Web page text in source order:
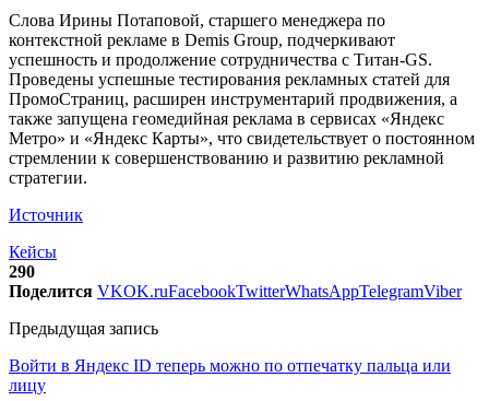
Слова Ирины Потаповой, старшего менеджера по
контекстной рекламе в Demis Group, подчеркивают
успешность и продолжение сотрудничества с Титан-GS.
Проведены успешные тестирования рекламных статей для
ПромоСтраниц, расширен инструментарий продвижения, а
также запущена геомедийная реклама в сервисах «Яндекс
Метро» и «Яндекс Карты», что свидетельствует о постоянном
стремлении к совершенствованию и развитию рекламной
стратегии.
Источник
Кейсы
290
Поделится VKOK.ruFacebookTwitterWhatsAppTelegramViber
Предыдущая запись
Войти в Яндекс ID теперь можно по отпечатку пальца или
лицу